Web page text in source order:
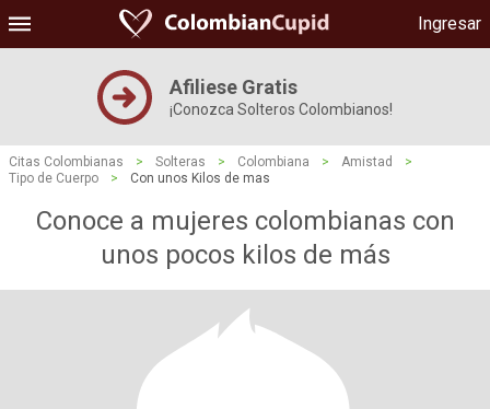
Ingresar
Afiliese Gratis
¡Conozca Solteros Colombianos!
Citas Colombianas > Solteras > Colombiana > Amistad
>
Tipo de Cuerpo
> Con unos Kilos de mas
Conoce a mujeres colombianas con
unos pocos kilos de más